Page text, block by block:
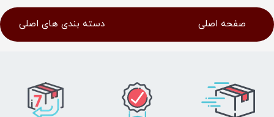
صفحه اصلی دسته بندی های اصلی